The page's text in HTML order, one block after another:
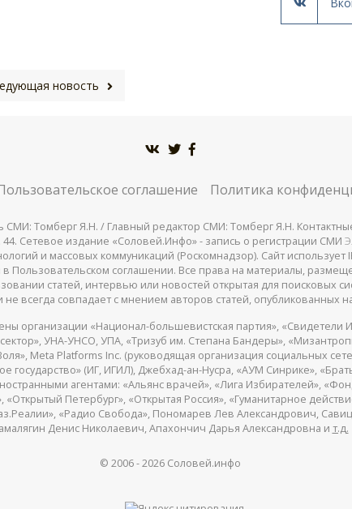
новость
соглашение Политика
Томберг Я.Н. / Главный редактор СМИ: Томберг Я.Н.
44. Сетевое издание «Соловей.Инфо» - запись о регистрации СМИ
и массовых коммуникаций (Роскомнадзор). Сайт использует
Пользовательском соглашении. Все права на материалы,
статей, интервью или новостей открытая для поисковых
не всегда совпадает с мнением авторов статей, опубликованных
организации «Национал-большевистская партия»,
УНА-УНСО, УПА, «Тризуб им. Степана Бандеры»,
Meta Platforms Inc. (руководящая организация социальных
(ИГ, ИГИЛ), Джебхад-ан-Нусра, «АУМ Синрике»,
агентами: «Альянс врачей», «Лига Избирателей»,
Петербург», «Открытая Россия», «Гуманитарное
«Радио Свобода», Пономарев Лев Александрович,
Денис Николаевич, Апахончич Дарья Александровна и т.д.
© 2006 -2026 Соловей.инфо